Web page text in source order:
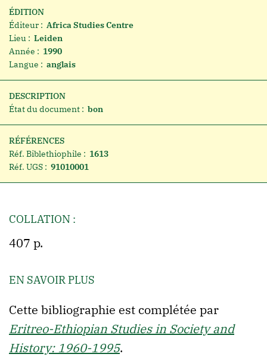
ÉDITION
Éditeur : Africa Studies Centre
Lieu : Leiden
Année : 1990
Langue : anglais
DESCRIPTION
État du document : bon
RÉFÉRENCES
Réf. Biblethiophile : 1613
Réf. UGS : 91010001
COLLATION :
407 p.
EN SAVOIR PLUS
Cette bibliographie est complétée par
Eritreo-Ethiopian Studies in Society and
History: 1960-1995.